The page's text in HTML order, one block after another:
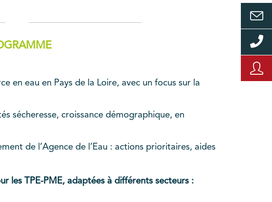
en eau en Pays de la Loire, avec un focus sur la
sécheresse, croissance démographique, en
de l’Agence de l’Eau : actions prioritaires, aides
les TPE-PME, adaptées à différents secteurs :